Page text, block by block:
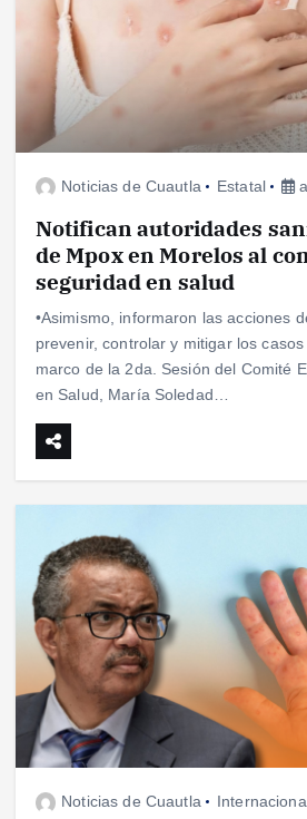
Noticias de Cuautla Estatal
Notifican autoridades
de Mpox en Morelos al
seguridad en salud
•Asimismo, informaron las acciones
prevenir, controlar y mitigar los
marco de la 2da. Sesión del Comité
en Salud, María Soledad…
Noticias de Cuautla